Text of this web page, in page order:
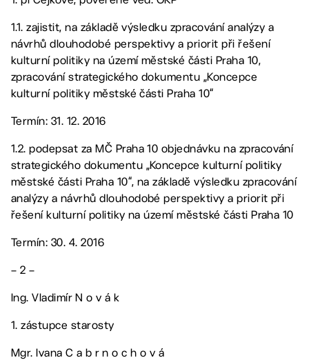
1.1. zajistit, na základě výsledku zpracování analýzy a
návrhů dlouhodobé perspektivy a priorit při řešení
kulturní politiky na území městské části Praha 10,
zpracování strategického dokumentu „Koncepce
kulturní politiky městské části Praha 10“
Termín: 31. 12. 2016
1.2. podepsat za MČ Praha 10 objednávku na zpracování
strategického dokumentu „Koncepce kulturní politiky
městské části Praha 10“, na základě výsledku zpracování
analýzy a návrhů dlouhodobé perspektivy a priorit při
řešení kulturní politiky na území městské části Praha 10
Termín: 30. 4. 2016
– 2 –
Ing. Vladimír N o v á k
1. zástupce starosty
Mgr. Ivana C a b r n o c h o v á